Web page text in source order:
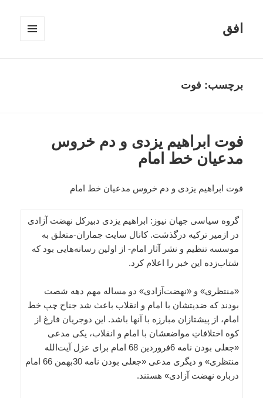
افق
برچسب: فوت
فوت ابراهیم یزدی و دم خروس
مدعیان خط امام
فوت ابراهیم یزدی و دم خروس مدعیان خط امام
گروه سیاسی جهان نیوز: ابراهیم یزدی دبیرکل نهضت آزادی
در ازمیر ترکیه درگذشت. کانال سایت جماران-متعلق به
موسسه تنظیم و نشر آثار امام- از اولین رسانه‌هایی بود که
شتاب‌زده این خبر را اعلام کرد.
«منتظری» و «نهضت‌آزادی» دو مساله مهم دهه شصت
بودند که ضدیتشان با امام و انقلاب باعث شد جناح چپ خط
امام، از پیشتازان مبارزه با آنها باشد. این دوجریان فارغ از
کوه اختلافاتِ مواضعشان با امام و انقلاب، یکی مدعی
«جعلی بودن نامه 6فروردین 68 امام برای عزل آیت‌الله
منتظری» و دیگری مدعی «جعلی بودن نامه 30بهمن 66 امام
درباره نهضت آزادی» هستند.